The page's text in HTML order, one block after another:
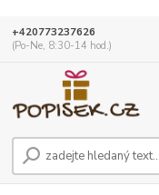
+420773237626
(Po-Ne, 8:30-14 hod.)